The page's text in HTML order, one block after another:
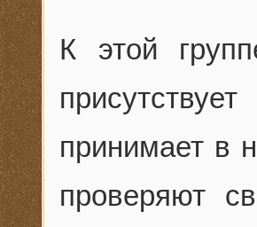
К этой
принимает в
проверяют